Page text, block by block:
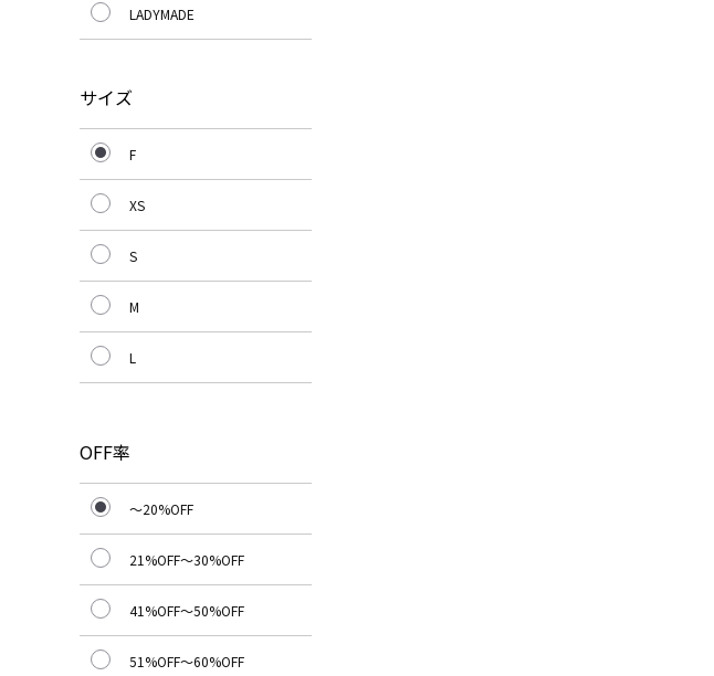
LADYMADE
サイズ
F
XS
S
M
L
OFF率
～20%OFF
21%OFF～30%OFF
41%OFF～50%OFF
51%OFF～60%OFF